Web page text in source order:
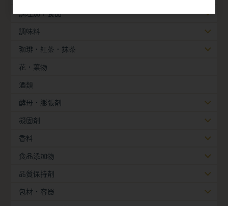
調理加工食品
調味料
珈琲・紅茶・抹茶
花・葉物
酒類
酵母・膨張剤
凝固剤
香料
食品添加物
品質保持剤
包材・容器